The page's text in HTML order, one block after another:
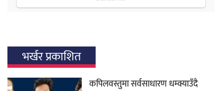
भर्खर प्रकाशित
कपिलवस्तुमा सर्वसाधारण धम्क्याउँदै